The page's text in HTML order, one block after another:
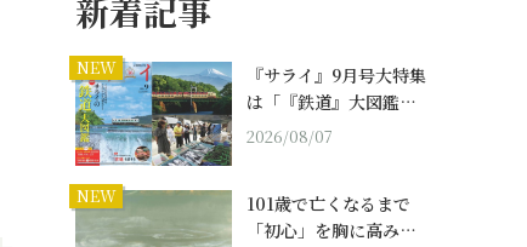
新着記事
NEW
『サライ』9月号大特集
は「『鉄道』大図鑑…
2026/08/07
NEW
101歳で亡くなるまで
「初心」を胸に高み…